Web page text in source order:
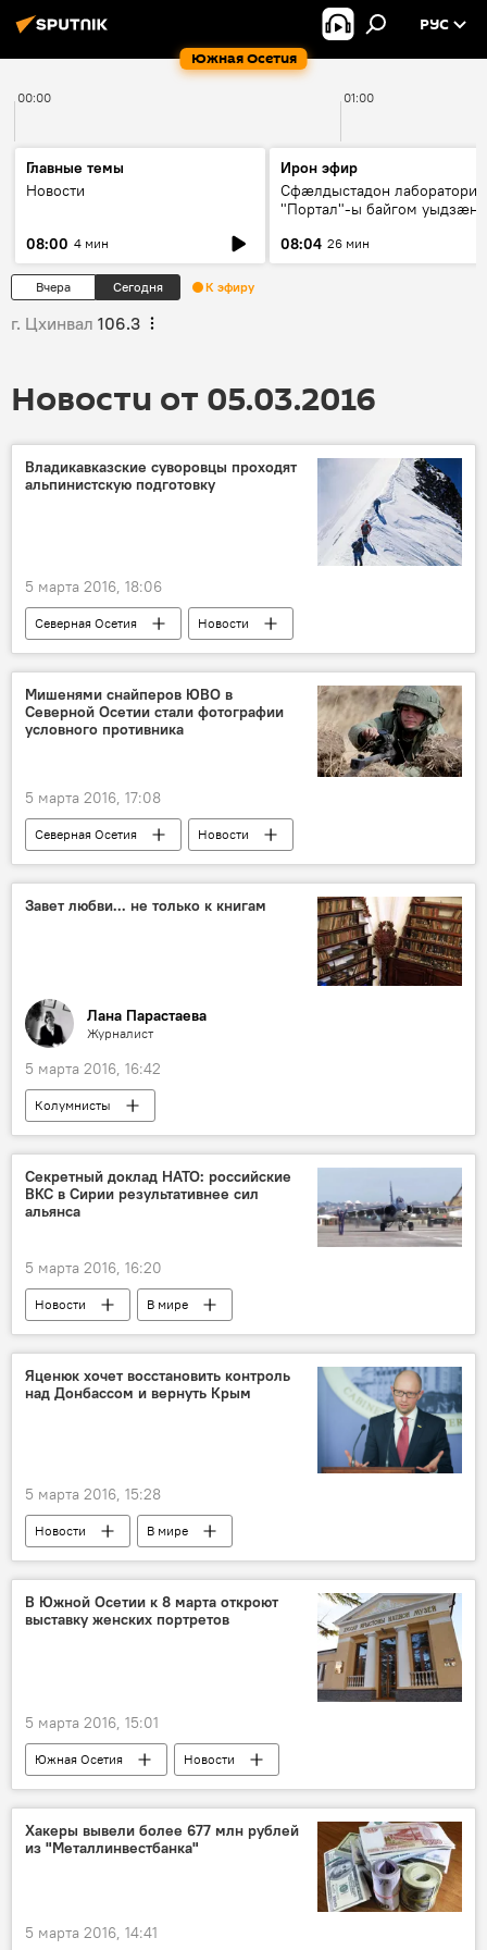
Южная Осетия
РУС
00:00 01:00
Главные темы
Новости
08:00 4 мин
Ирон эфир
Сфæлдыстадон лаборатори
"Портал"-ы байгом уыдзæн
Æхсары куыстыты равдыст
08:04 26 мин
Вчера Сегодня К эфиру
г. Цхинвал 106.3
Новости от 05.03.2016
Владикавказские суворовцы проходят
альпинистскую подготовку
5 марта 2016, 18:06
Северная Осетия Новости
Мишенями снайперов ЮВО в
Северной Осетии стали фотографии
условного противника
5 марта 2016, 17:08
Северная Осетия Новости
Завет любви... не только к книгам
Лана Парастаева
Журналист
5 марта 2016, 16:42
Колумнисты
Секретный доклад НАТО: российские
ВКС в Сирии результативнее сил
альянса
5 марта 2016, 16:20
Новости В мире
Яценюк хочет восстановить контроль
над Донбассом и вернуть Крым
5 марта 2016, 15:28
Новости В мире
В Южной Осетии к 8 марта откроют
выставку женских портретов
5 марта 2016, 15:01
Южная Осетия Новости
Хакеры вывели более 677 млн рублей
из "Металлинвестбанка"
5 марта 2016, 14:41